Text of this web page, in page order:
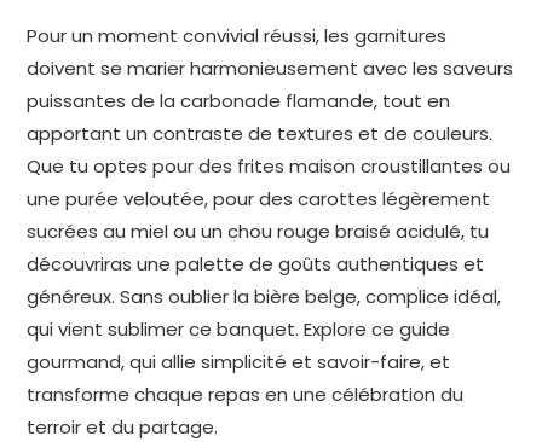
Pour un moment convivial réussi, les garnitures
doivent se marier harmonieusement avec les saveurs
puissantes de la carbonade flamande, tout en
apportant un contraste de textures et de couleurs.
Que tu optes pour des frites maison croustillantes ou
une purée veloutée, pour des carottes légèrement
sucrées au miel ou un chou rouge braisé acidulé, tu
découvriras une palette de goûts authentiques et
généreux. Sans oublier la bière belge, complice idéal,
qui vient sublimer ce banquet. Explore ce guide
gourmand, qui allie simplicité et savoir-faire, et
transforme chaque repas en une célébration du
terroir et du partage.